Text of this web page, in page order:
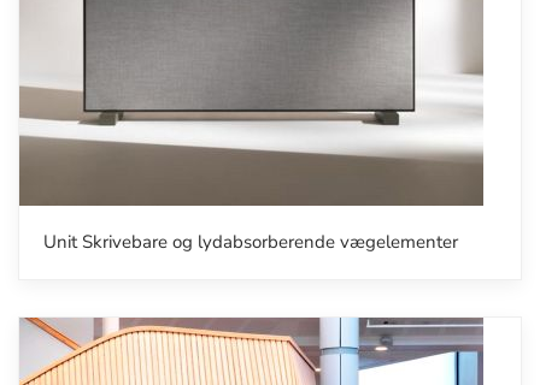
Unit Skrivebare og lydabsorberende vægelementer